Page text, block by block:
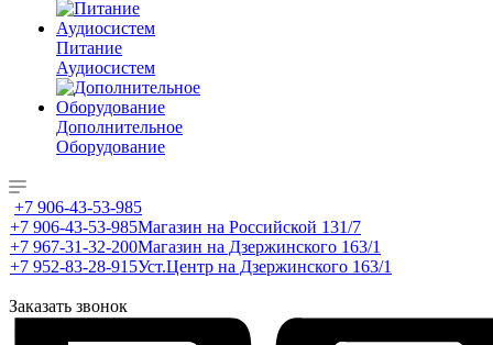
Питание
Аудиосистем
Дополнительное
Оборудование
+7 906-43-53-985
+7 906-43-53-985Магазин на Российской 131/7
+7 967-31-32-200Магазин на Дзержинского 163/1
+7 952-83-28-915Уст.Центр на Дзержинского 163/1
Заказать звонок